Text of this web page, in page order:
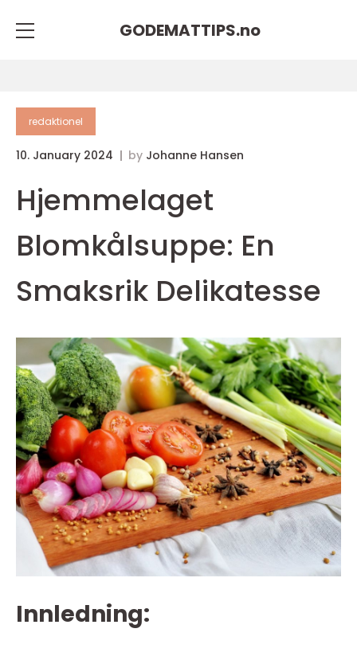
GODEMATTIPS.no
redaktionel
10. January 2024 by Johanne Hansen
Hjemmelaget
Blomkålsuppe: En
Smaksrik Delikatesse
Innledning: